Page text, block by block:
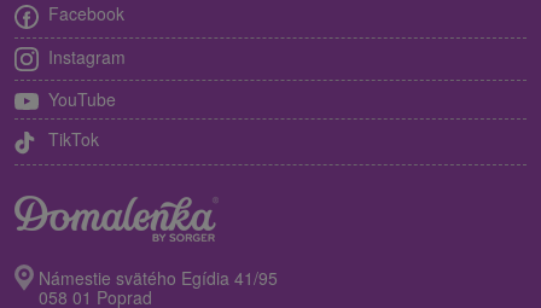
Facebook
Instagram
YouTube
TikTok
Námestie svätého Egídia 41/95
058 01 Poprad